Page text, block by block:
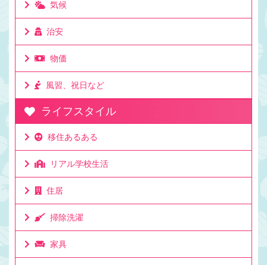
気候
治安
物価
風習、祝日など
ライフスタイル
移住あるある
リアル学校生活
住居
掃除洗濯
家具